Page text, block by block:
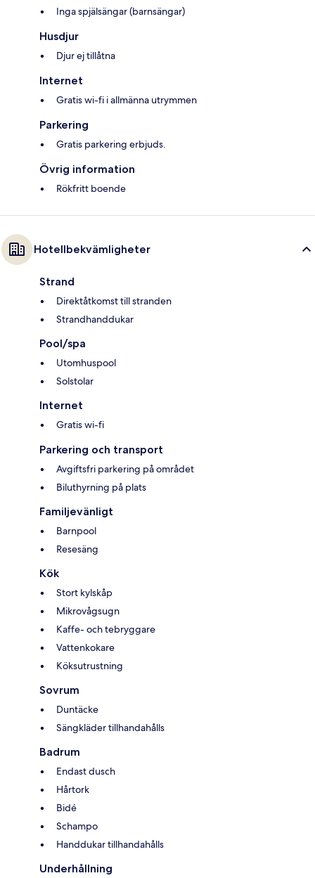
Inga spjälsängar (barnsängar)
Husdjur
Djur ej tillåtna
Internet
Gratis wi-fi i allmänna utrymmen
Parkering
Gratis parkering erbjuds.
Övrig information
Rökfritt boende
Hotellbekvämligheter
Strand
Direktåtkomst till stranden
Strandhanddukar
Pool/spa
Utomhuspool
Solstolar
Internet
Gratis wi-fi
Parkering och transport
Avgiftsfri parkering på området
Biluthyrning på plats
Familjevänligt
Barnpool
Resesäng
Kök
Stort kylskåp
Mikrovågsugn
Kaffe- och tebryggare
Vattenkokare
Köksutrustning
Sovrum
Duntäcke
Sängkläder tillhandahålls
Badrum
Endast dusch
Hårtork
Bidé
Schampo
Handdukar tillhandahålls
Underhållning